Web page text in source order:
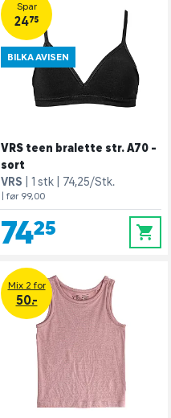
Spar
24,75
BILKA AVISEN
VRS teen bralette str. A70 -
sort
VRS
1 stk 74,25/Stk.
| før 99,00
74,25 0
Mix 2 for
50.-